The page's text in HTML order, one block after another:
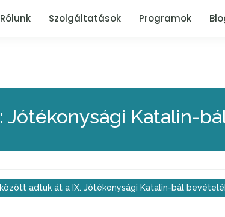
Rólunk Szolgáltatások Programok
Jótékonysági Katalin-
adtuk át a IX. Jótékonysági Katalin-bál